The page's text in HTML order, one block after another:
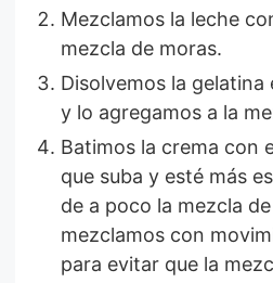
Mezclamos la leche condensada con la
mezcla de moras.
Disolvemos la gelatina en el agua hirviendo
y lo agregamos a la
Batimos la crema con el azúcar flor hasta
que suba y esté más
de a poco la mezcla
mezclamos con
para evitar que la